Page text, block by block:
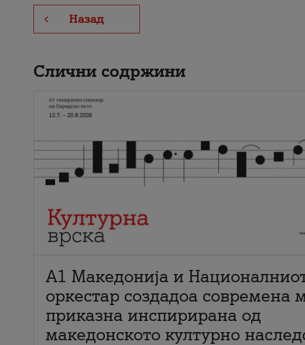
Назад
Слични содржини
А1 Македонија и
оркестар создадоа современа
приказна инспирирана од
македонското културно